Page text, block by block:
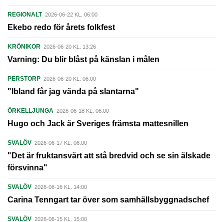
REGIONALT 2026-06-22 KL. 06:00
Ekebo redo för årets folkfest
KRÖNIKOR 2026-06-20 KL. 13:26
Varning: Du blir blåst på känslan i målen
PERSTORP 2026-06-20 KL. 06:00
"Ibland får jag vända på slantarna"
ÖRKELLJUNGA 2026-06-18 KL. 06:00
Hugo och Jack är Sveriges främsta mattesnillen
SVALÖV 2026-06-17 KL. 06:00
"Det är fruktansvärt att stå bredvid och se sin älskade
försvinna"
SVALÖV 2026-06-16 KL. 14:00
Carina Tenngart tar över som samhällsbyggnadschef
SVALÖV 2026-06-15 KL. 15:00